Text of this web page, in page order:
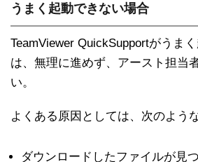
うまく起動できない場合
TeamViewer QuickSupportがうま
は、無理に進めず、アースト担当
い。
よくある原因としては、次のよう
ダウンロードしたファイルが見